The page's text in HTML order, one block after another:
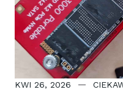
KWI 26, 2026